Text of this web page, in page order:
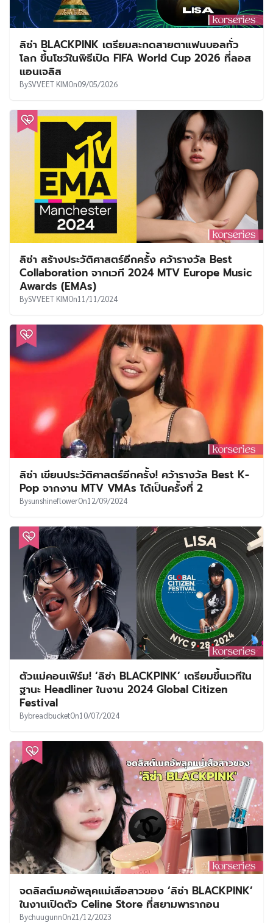
ลิซ่า BLACKPINK เตรียมสะกดสายตาแฟนบอลทั่ว
โลก ขึ้นโชว์ในพิธีเปิด FIFA World Cup 2026 ที่ลอส
แอนเจลิส
BySVVEET KIMOn09/05/2026
ลิซ่า สร้างประวัติศาสตร์อีกครั้ง คว้ารางวัล Best
Collaboration จากเวที 2024 MTV Europe Music
Awards (EMAs)
BySVVEET KIMOn11/11/2024
ลิซ่า เขียนประวัติศาสตร์อีกครั้ง! คว้ารางวัล Best K-
Pop จากงาน MTV VMAs ได้เป็นครั้งที่ 2
BysunshineflowerOn12/09/2024
ตัวแม่คอนเฟิร์ม! ‘ลิซ่า BLACKPINK’ เตรียมขึ้นเวทีใน
ฐานะ Headliner ในงาน 2024 Global Citizen
Festival
BybreadbucketOn10/07/2024
จดลิสต์เมคอัพลุคแม่เสือสาวของ ‘ลิซ่า BLACKPINK’
ในงานเปิดตัว Celine Store ที่สยามพารากอน
BychuugunnOn21/12/2023